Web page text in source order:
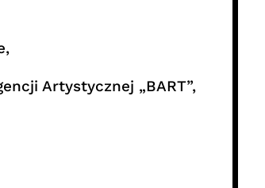
Artystycznej „BART”,